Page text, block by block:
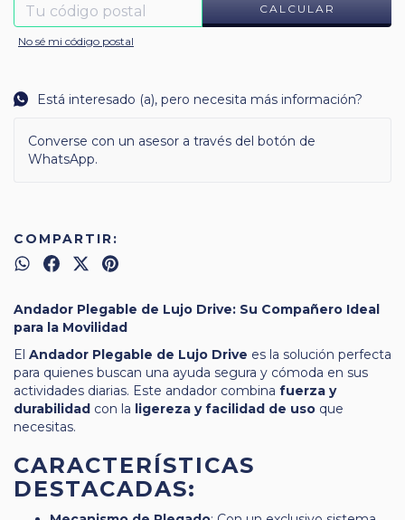
CALCULAR
No sé mi código postal
Está interesado (a), pero necesita más información?
Converse con un asesor a través del botón de
WhatsApp.
COMPARTIR:
Andador Plegable de Lujo Drive: Su Compañero Ideal
para la Movilidad
El Andador Plegable de Lujo Drive es la solución perfecta
para quienes buscan una ayuda segura y cómoda en sus
actividades diarias. Este andador combina fuerza y
durabilidad con la ligereza y facilidad de uso que
necesitas.
CARACTERÍSTICAS
DESTACADAS: